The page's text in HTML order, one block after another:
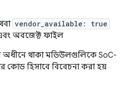
vendor_available: true
অবজেক্ট ফাইল
অধীনে থাকা মডিউলগুলিকে SoC-
কোড হিসাবে বিবেচনা করা হয়